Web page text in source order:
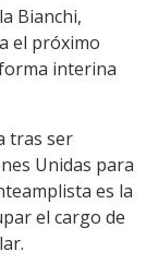
Bianchi,
el próximo
interina
tras ser
Unidas para
es la
el cargo de